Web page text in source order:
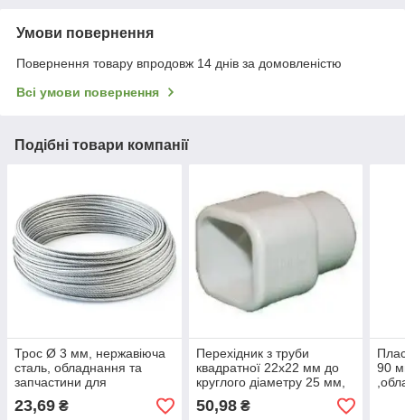
Умови повернення
Повернення товару впродовж 14 днів за домовленістю
Всі умови повернення
Подібні товари компанії
Трос Ø 3 мм, нержавіюча
сталь, обладнання та
запчастини для
птахівництва
23,69 ₴
Перехідник з труби
квадратної 22х22 мм до
круглого діаметру 25 мм,
обладнання та запчастини
для птахівництва
50,98₴
90